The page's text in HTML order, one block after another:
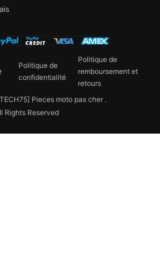
Pieces moto pas cher .
Rights Reserved
Politique de
confidentialité
Politique de
remboursement et
retours